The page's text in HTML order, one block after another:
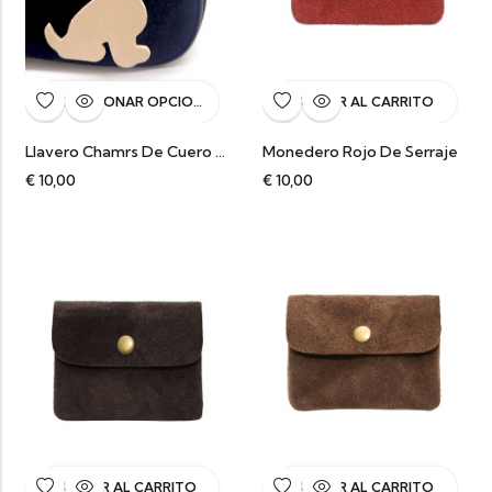
SELECCIONAR OPCIONES
Llavero Chamrs De Cuero Con Forma De Perro
€10,00
AÑADIR AL CARRITO
Monedero Rojo De Serraje
€10,00
AÑADIR AL CARRITO AÑADIR AL CARRITO